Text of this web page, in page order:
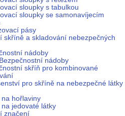
sloupky s tabulkou
sloupky se samonavíjecím
pásy
skříně a skladování nebezpečných
nádoby
Bezpečnostní nádoby
skříň pro kombinované
pro skříně na nebezpečné látky
hořlaviny
jedovaté látky
značení